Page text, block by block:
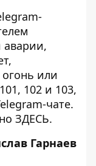
аварии,
или
102 и 103,
чате.
ЗДЕСЬ.
Гарнаев